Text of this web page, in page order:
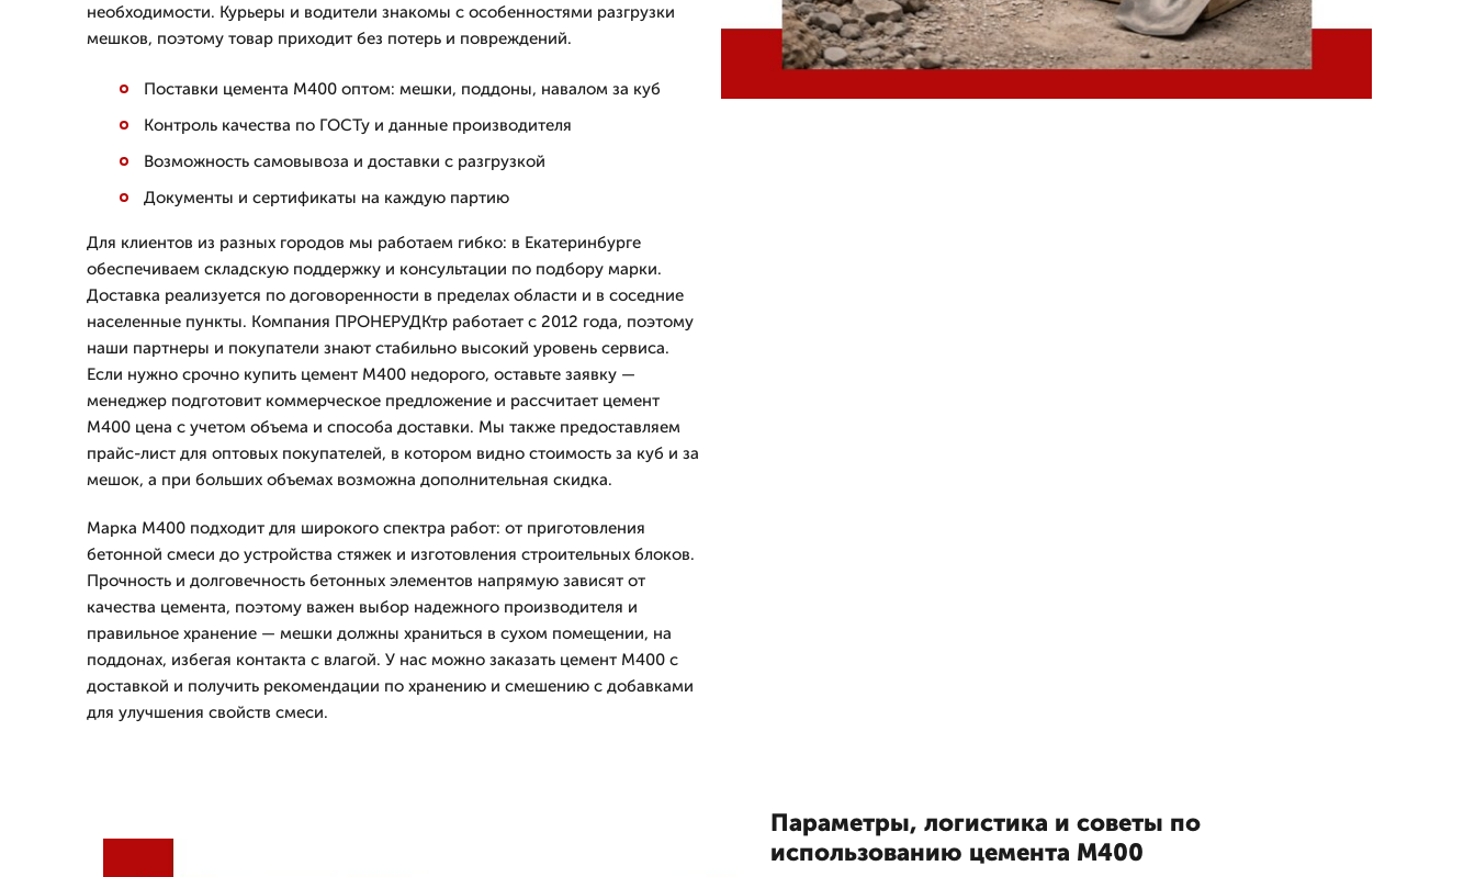
необходимости. Курьеры и водители знакомы с особенностями разгрузки
мешков, поэтому товар приходит без потерь и повреждений.
Поставки цемента М400 оптом: мешки, поддоны, навалом за куб
Контроль качества по ГОСТу и данные производителя
Возможность самовывоза и доставки с разгрузкой
Документы и сертификаты на каждую партию
Для клиентов из разных городов мы работаем гибко: в Екатеринбурге
обеспечиваем складскую поддержку и консультации по подбору марки.
Доставка реализуется по договоренности в пределах области и в соседние
населенные пункты. Компания ПРОНЕРУДКтр работает с 2012 года, поэтому
наши партнеры и покупатели знают стабильно высокий уровень сервиса.
Если нужно срочно купить цемент М400 недорого, оставьте заявку —
менеджер подготовит коммерческое предложение и рассчитает цемент
М400 цена с учетом объема и способа доставки. Мы также предоставляем
прайс-лист для оптовых покупателей, в котором видно стоимость за куб и за
мешок, а при больших объемах возможна дополнительная скидка.
Марка М400 подходит для широкого спектра работ: от приготовления
бетонной смеси до устройства стяжек и изготовления строительных блоков.
Прочность и долговечность бетонных элементов напрямую зависят от
качества цемента, поэтому важен выбор надежного производителя и
правильное хранение — мешки должны храниться в сухом помещении, на
поддонах, избегая контакта с влагой. У нас можно заказать цемент М400 с
доставкой и получить рекомендации по хранению и смешению с добавками
для улучшения свойств смеси.
Параметры, логистика и советы по
использованию цемента М400